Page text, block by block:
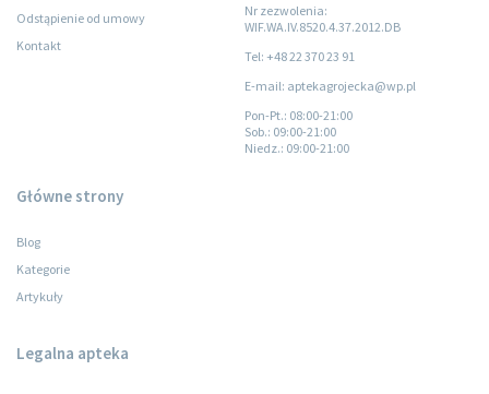
Odstąpienie od umowy
Kontakt
Nr zezwolenia:
WIF.WA.IV.8520.4.37.2012.DB
Tel: +48 22 370 23 91
E-mail: aptekagrojecka@wp.pl
Pon-Pt.: 08:00-21:00
Sob.: 09:00-21:00
Niedz.: 09:00-21:00
Główne strony
Blog
Kategorie
Artykuły
Legalna apteka